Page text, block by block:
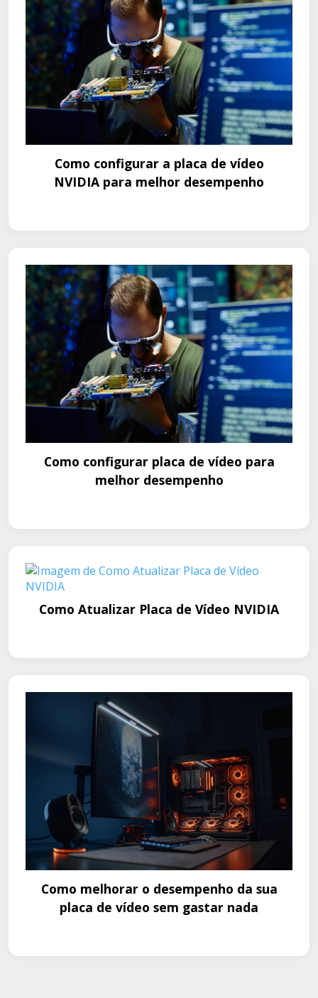
Como configurar a placa de vídeo
NVIDIA para melhor desempenho
Como configurar placa de vídeo para
melhor desempenho
Como Atualizar Placa de Vídeo NVIDIA
Como melhorar o desempenho da sua
placa de vídeo sem gastar nada